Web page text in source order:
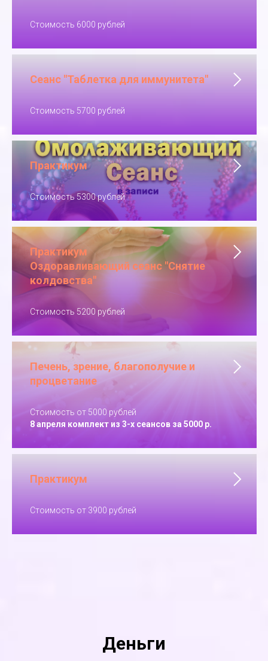
Стоимость 6000 рублей
Сеанс "Таблетка для иммунитета"
Стоимость 5700 рублей
Практикум
Стоимость 5300 рублей
Практикум
Оздоравливающий сеанс "Снятие
колдовства"
Стоимость 5200 рублей
Печень, зрение, благополучие и
процветание
Стоимость от 5000 рублей
8 апреля комплект из 3-х сеансов за 5000 р.
Практикум
Стоимость от 3900 рублей
Деньги